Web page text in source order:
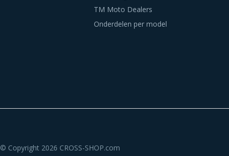
TM Moto Dealers
Onderdelen per model
© Copyright 2026 CROSS-SHOP.com